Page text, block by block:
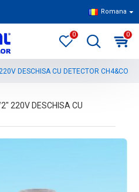
Romana
0 0
DESCHISA CU DETECTOR CH4&CO
220V DESCHISA CU